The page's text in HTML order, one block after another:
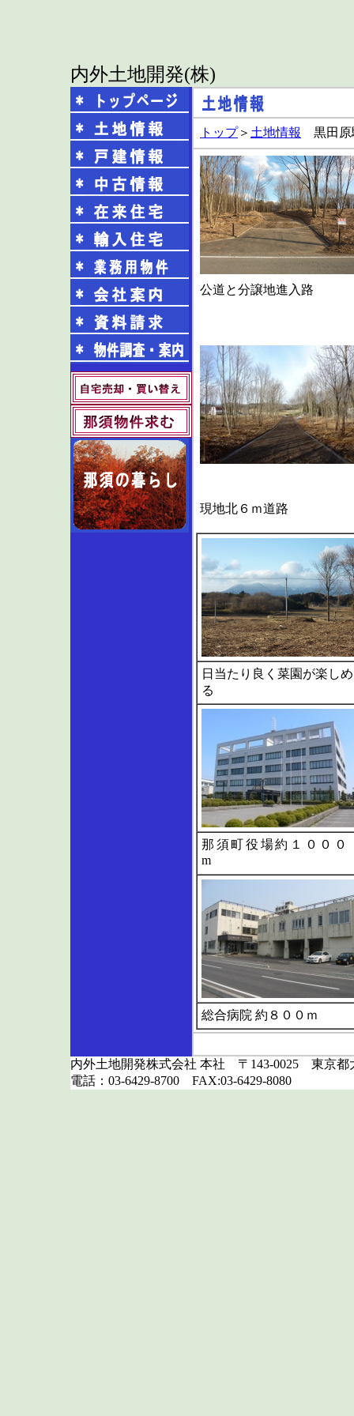
内外土地開発(株)
トップ＞ 土地情報 黒田原
公道と分譲地進入路
現地北６ｍ道路
日当たり良く菜園が楽しめ
る
那須町役場約１０００
m
総合病院 約８００ｍ
内外土地開発株式会社 本社 〒143-0025 東京都
電話：03-6429-8700 FAX:03-6429-8080